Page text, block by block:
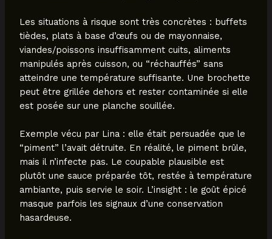
Les situations à risque sont très concrètes : buffets
tièdes, plats à base d’œufs ou de mayonnaise,
viandes/poissons insuffisamment cuits, aliments
manipulés après cuisson, ou “réchauffés” sans
atteindre une température suffisante. Une brochette
peut être grillée dehors et rester contaminée si elle
est posée sur une planche souillée.
Exemple vécu par Lina : elle était persuadée que le
“piment” l’avait détruite. En réalité, le piment brûle,
mais il n’infecte pas. Le coupable plausible est
plutôt une sauce préparée tôt, restée à température
ambiante, puis servie le soir. L’insight : le goût épicé
masque parfois les signaux d’une conservation
hasardeuse.